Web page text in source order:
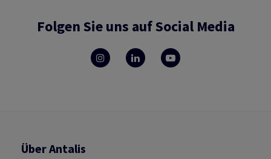
Folgen Sie uns auf Social Media
Über Antalis